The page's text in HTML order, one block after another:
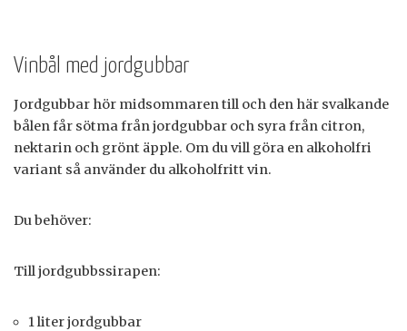
Vinbål med jordgubbar
Jordgubbar hör midsommaren till och den här svalkande
bålen får sötma från jordgubbar och syra från citron,
nektarin och grönt äpple. Om du vill göra en alkoholfri
variant så använder du alkoholfritt vin.
Du behöver:
Till jordgubbssirapen:
1 liter jordgubbar